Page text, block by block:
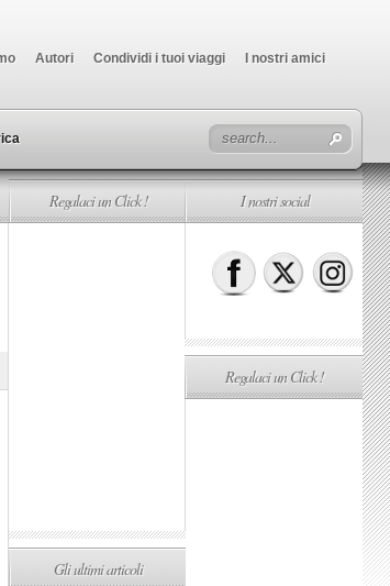
Autori Condividi i tuoi viaggi I nostri amici
Regalaci un Click !
Gli ultimi articoli
I nostri social
Regalaci un Click !